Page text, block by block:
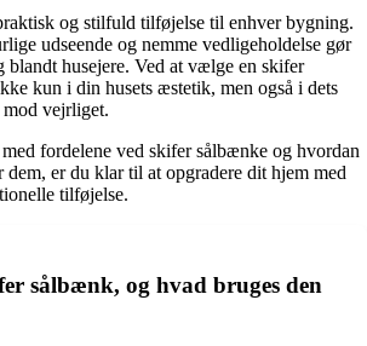
og stilfuld tilføjelse til enhver bygning.
udseende og nemme vedligeholdelse gør
husejere. Ved at vælge en skifer
kun i din husets æstetik, men også i dets
mod vejrliget.
fordelene ved skifer sålbænke og hvordan
er du klar til at opgradere dit hjem med
tilføjelse.
sålbænk, og hvad bruges den